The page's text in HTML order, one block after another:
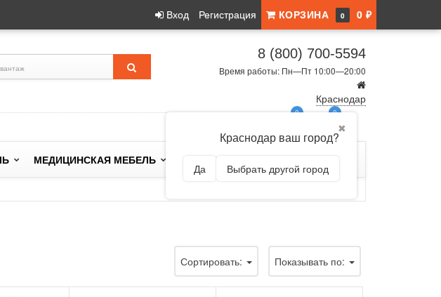
Вход Регистрация КОРЗИНА 0 0 ₽
8 (800) 700-5594
Время работы: Пн—Пт 10:00—20:00
Краснодар
✖
Краснодар ваш город?
Да Выбрать другой город
0 0
МЕДИЦИНСКАЯ МЕБЕЛЬ
Сортировать: Показывать по: